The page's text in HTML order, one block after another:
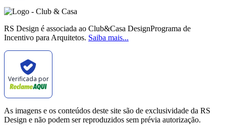
RS Design é associada ao Club&Casa DesignPrograma de
Incentivo para Arquitetos. Saiba mais...
Verificada por
As imagens e os conteúdos deste site são de exclusividade da RS
Design e não podem ser reproduzidos sem prévia autorização.